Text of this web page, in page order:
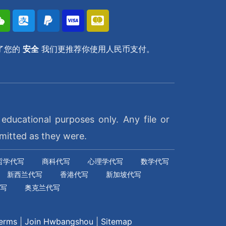
您的 安全我们更推荐你使用人民币支付。
purposes only. Any file or
as they were.
学代写 商科代写 心理学代写
数学代写
新西兰代写
香港代写
新加坡代写
奥克兰代写
Join Hwbangshou Sitemap